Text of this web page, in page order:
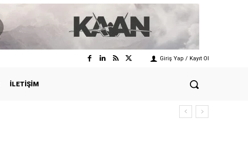
Giriş Yap / Kayıt Ol
İLETIŞIM